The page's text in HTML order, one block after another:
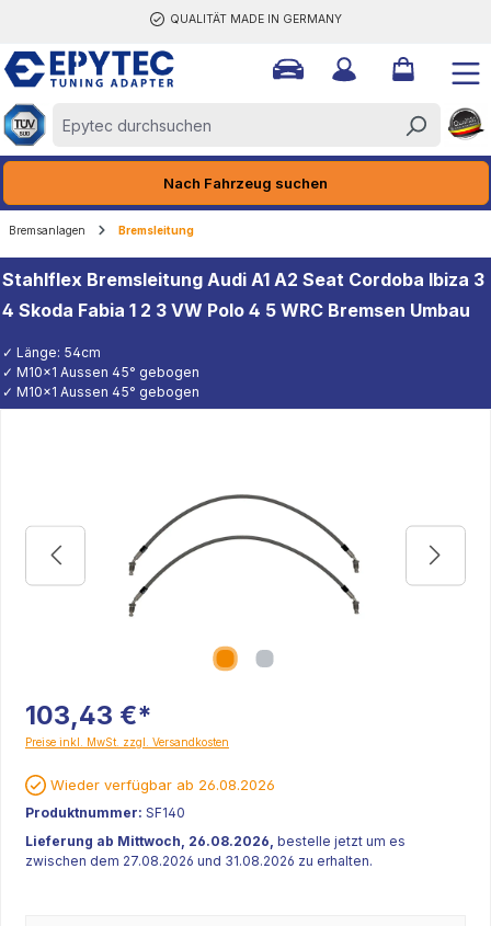
QUALITÄT MADE IN GERMANY
Nach Fahrzeug suchen
Bremsanlagen Bremsleitung
Stahlflex Bremsleitung Audi A1 A2 Seat Cordoba Ibiza 3
4 Skoda Fabia 1 2 3 VW Polo 4 5 WRC Bremsen Umbau
✓ Länge: 54cm
✓ M10x1 Aussen 45° gebogen
✓ M10x1 Aussen 45° gebogen
103,43 €*
Preise inkl. MwSt. zzgl. Versandkosten
Wieder verfügbar ab 26.08.2026
Produktnummer: SF140
Lieferung ab Mittwoch, 26.08.2026, bestelle jetzt um es
zwischen dem 27.08.2026 und 31.08.2026 zu erhalten.